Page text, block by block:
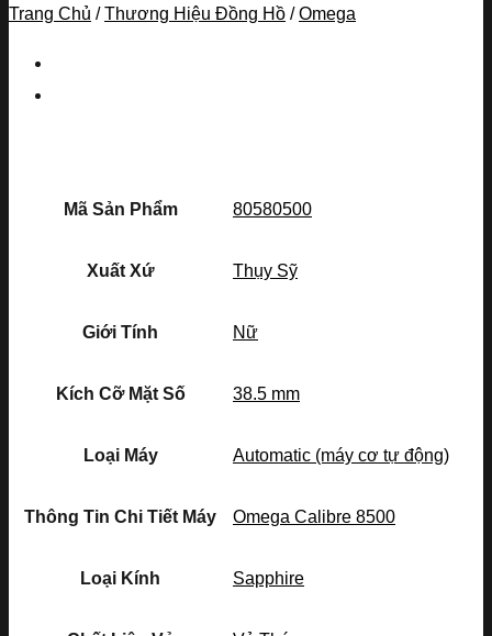
Trang Chủ / Thương Hiệu Đồng Hồ / Omega
Mã Sản Phẩm 80580500
Xuất Xứ Thụy Sỹ
Giới Tính Nữ
Kích Cỡ Mặt Số 38.5 mm
Loại Máy Automatic (máy cơ tự động)
Thông Tin Chi Tiết Máy Omega Calibre 8500
Loại Kính Sapphire